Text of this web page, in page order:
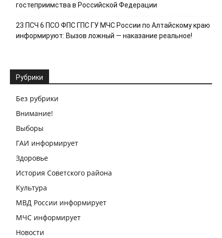
гостеприимства в Российской Федерации
23 ПСЧ 6 ПСО ФПС ГПС ГУ МЧС России по Алтайскому краю
информируют: Вызов ложный — наказание реальное!
Рубрики
Без рубрики
Внимание!
Выборы
ГАИ информирует
Здоровье
История Советского района
Культура
МВД России информирует
МЧС информирует
Новости